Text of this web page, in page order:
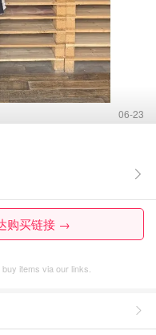
06-23
购买链接 →
items via our links.